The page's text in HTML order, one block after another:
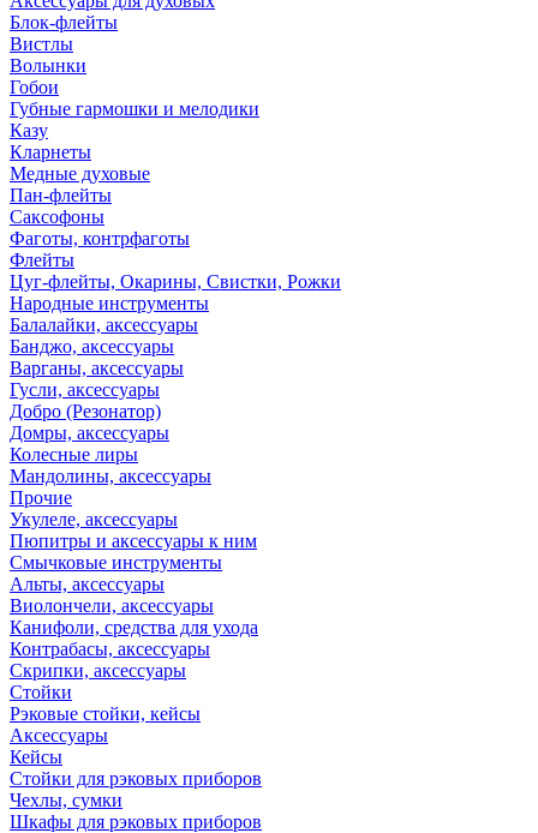
Блок-флейты
Вистлы
Волынки
Гобои
Губные гармошки и мелодики
Казу
Кларнеты
Медные духовые
Пан-флейты
Саксофоны
Фаготы, контрфаготы
Флейты
Цуг-флейты, Окарины, Свистки, Рожки
Народные инструменты
Балалайки, аксессуары
Банджо, аксессуары
Варганы, аксессуары
Гусли, аксессуары
Добро (Резонатор)
Домры, аксессуары
Колесные лиры
Мандолины, аксессуары
Прочие
Укулеле, аксессуары
Пюпитры и аксессуары к ним
Смычковые инструменты
Альты, аксессуары
Виолончели, аксессуары
Канифоли, средства для ухода
Контрабасы, аксессуары
Скрипки, аксессуары
Стойки
Рэковые стойки, кейсы
Аксессуары
Кейсы
Стойки для рэковых приборов
Чехлы, сумки
Шкафы для рэковых приборов